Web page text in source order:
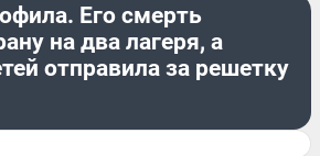
Его смерть
на два лагеря, а
отправила за решетку